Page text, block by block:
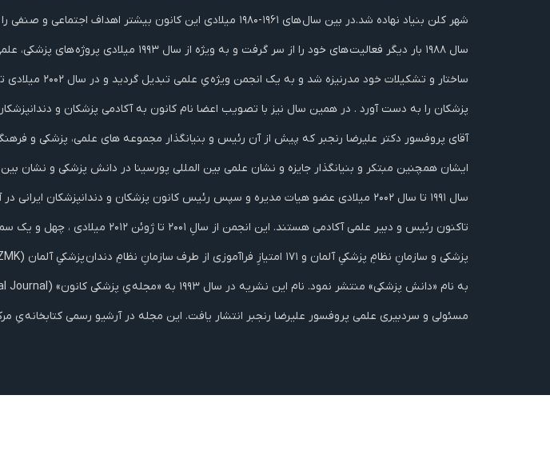
ساختار و
پزشکان را به دست آورد . در همین سال نیز با تصویب اعضا نام کانون به آکادمی پزشکان و دندانپزشکان
آقای پروفسور دکتر علیرضا رنجبر که پیش از آن رئيس و بنیانگذار مجموعه های علمی، پزشکی و
ایشان همچنین مبتکر و بنیانگذار جایزه و نشان علمی بین المللی پورسینا در دانش پزشکی و نشان
مسئولی و سردبیری علمی پروفسور علیرضا رنجبر انتشار یافت. این مجله در آرشیو رسمی کتابخانه یِ